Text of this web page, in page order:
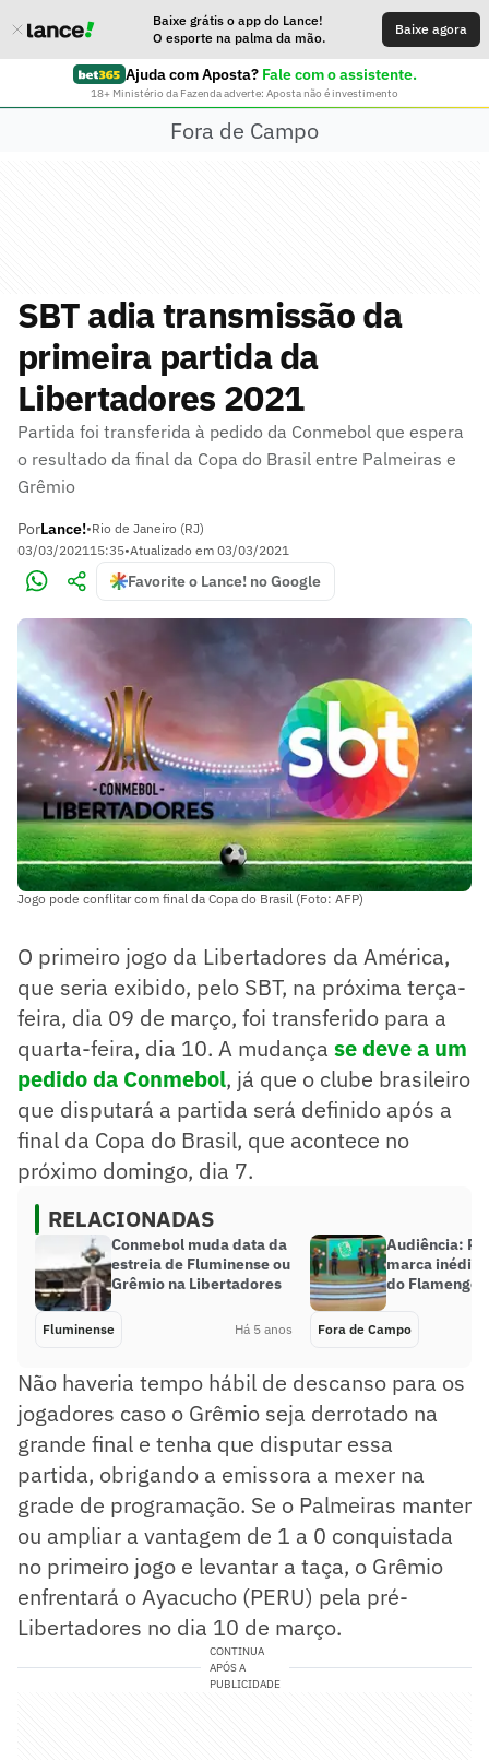
Baixe grátis o app do Lance!
O esporte na palma da mão.
Baixe agora
Ajuda com Aposta? Fale com o assistente.
18+ Ministério da Fazenda adverte: Aposta não é investimento
Fora de Campo
SBT adia transmissão da
primeira partida da
Libertadores 2021
Partida foi transferida à pedido da Conmebol que espera
o resultado da final da Copa do Brasil entre Palmeiras e
Grêmio
PorLance!•Rio de Janeiro (RJ)
03/03/202115:35•Atualizado em 03/03/2021
Favorite o Lance! no Google
Jogo pode conflitar com final da Copa do Brasil (Foto: AFP)
O primeiro jogo da Libertadores da América,
que seria exibido, pelo SBT, na próxima terça-
feira, dia 09 de março, foi transferido para a
quarta-feira, dia 10. A mudança se deve a um
pedido da Conmebol, já que o clube brasileiro
que disputará a partida será definido após a
final da Copa do Brasil, que acontece no
próximo domingo, dia 7.
RELACIONADAS
Conmebol muda data da
estreia de Fluminense ou
Grêmio na Libertadores
Fluminense Há 5 anos
Audiência:
marca inédita
do Flamengo
Fora de Campo
Não haveria tempo hábil de descanso para os
jogadores caso o Grêmio seja derrotado na
grande final e tenha que disputar essa
partida, obrigando a emissora a mexer na
grade de programação. Se o Palmeiras manter
ou ampliar a vantagem de 1 a 0 conquistada
no primeiro jogo e levantar a taça, o Grêmio
enfrentará o Ayacucho (PERU) pela pré-
Libertadores no dia 10 de março.
CONTINUA
APÓS A
PUBLICIDADE